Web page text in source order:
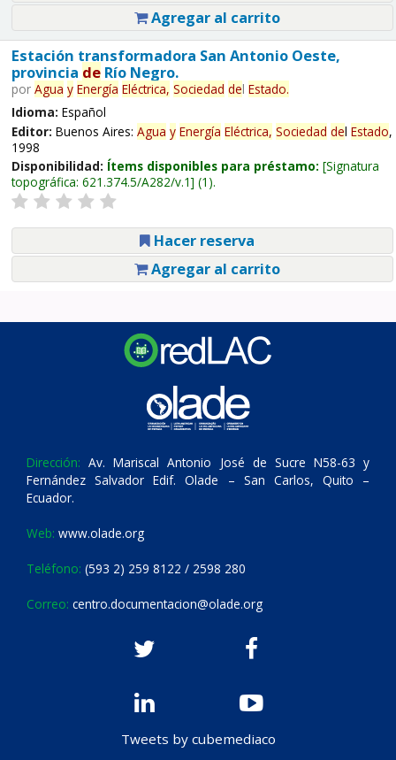
Agregar al carrito
Estación transformadora San Antonio Oeste,
provincia deRío Negro.
por Agua y Energía Eléctrica, Sociedad del Estado.
Idioma: Español
Editor: Buenos Aires: Agua y Energía Eléctrica, Sociedad del Estado,
1998
Disponibilidad: Ítems disponibles para préstamo: Signatura
topográfica: 621.374.5/A282/v.1 (1).
Hacer reserva
Agregar al carrito
Dirección: Av. Mariscal Antonio José de Sucre N58-63 y
Fernández Salvador Edif. Olade – San Carlos, Quito –
Ecuador.
Web: www.olade.org
Teléfono: (593 2) 259 8122 / 2598 280
Correo: centro.documentacion@olade.org
Tweets by cubemediaco